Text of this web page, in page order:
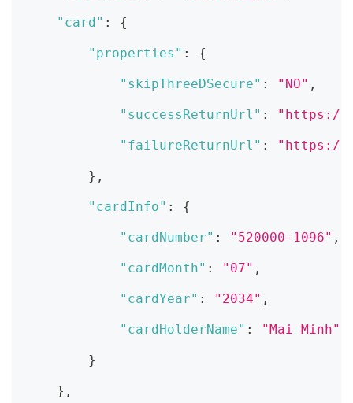
"card" : {
"properties" : {
"skipThreeDSecure" : "NO" ,
"successReturnUrl" : "https://
"failureReturnUrl" : "https://
} ,
"cardInfo" : {
"cardNumber" : "520000-1096" ,
"cardMonth" : "07" ,
"cardYear" : "2034" ,
"cardHolderName" : "Mai Minh"
}
} ,